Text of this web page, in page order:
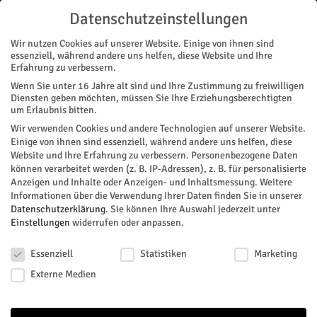
Start DISZIPLIN
#135 DISZIPLIN
März 1, 2023 286 0
Facebook Twitter
Datenschutzeinstellungen
Wir nutzen Cookies auf unserer Website. Einige von ihnen sind
essenziell, während andere uns helfen, diese Website und Ihre
Erfahrung zu verbessern.
Wenn Sie unter 16 Jahre alt sind und Ihre Zustimmung zu freiwilligen
Diensten geben möchten, müssen Sie Ihre Erziehungsberechtigten
um Erlaubnis bitten.
Wir verwenden Cookies und andere Technologien auf unserer Website.
Einige von ihnen sind essenziell, während andere uns helfen, diese
Website und Ihre Erfahrung zu verbessern. Personenbezogene Daten
können verarbeitet werden (z. B. IP-Adressen), z. B. für personalisierte
Anzeigen und Inhalte oder Anzeigen- und Inhaltsmessung. Weitere
Informationen über die Verwendung Ihrer Daten finden Sie in unserer
Datenschutzerklärung. Sie können Ihre Auswahl jederzeit unter
Einstellungen widerrufen oder anpassen.
Essenziell
Statistiken
Marketing
Externe Medien